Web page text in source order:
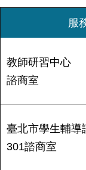
服
教師研習中心
諮商室
臺北市學生輔導
301諮商室